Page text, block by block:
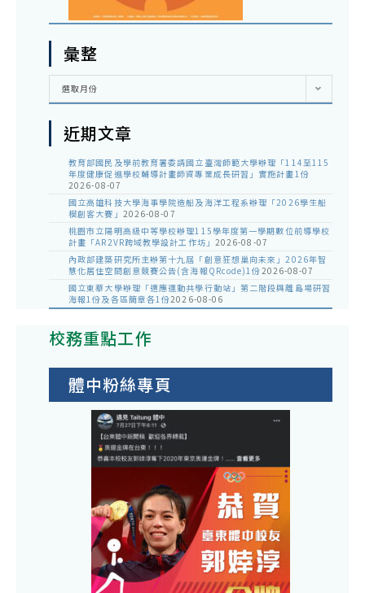
彙整
彙
選取月份
近期文章
教育部國民及學前教育署委請國立臺灣師範大學辦理「114至115
年度健康促進學校輔導計畫師資專業成長研習」實施計畫1份
2026-08-07
國立高雄科技大學海事學院造船及海洋工程系辦理「2026學生船
模創客大賽」 2026-08-07
桃園市立陽明高級中等學校辦理115學年度第一學期數位前導學校
計畫「AR2VR跨域教學設計工作坊」 2026-08-07
內政部建築研究所主辦第十九屆「創意狂想巢向未來」2026年智
慧化居住空間創意競賽公告(含海報QRcode)1份2026-08-07
國立東華大學辦理「適應運動共學行動站」第二階段與離島場研習
海報1份及各區簡章各1份2026-08-06
校務重點工作
體中粉絲專頁